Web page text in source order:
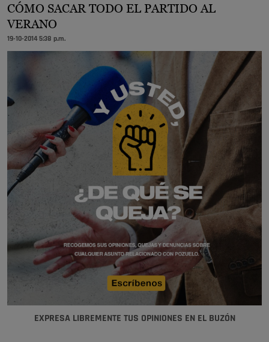
CÓMO SACAR TODO EL PARTIDO AL
VERANO
19-10-2014 5:38 p.m.
EXPRESA LIBREMENTE TUS OPINIONES EN EL BUZÓN